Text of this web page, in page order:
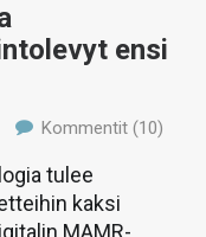
ensi
Kommentit (10)
tulee
kaksi